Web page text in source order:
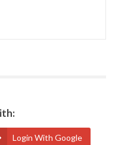
Login With Google